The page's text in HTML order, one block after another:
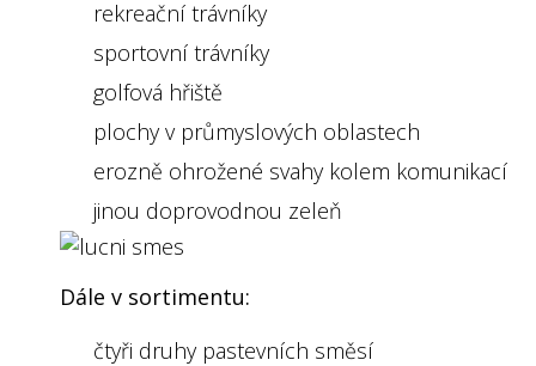
rekreační trávníky
sportovní trávníky
golfová hřiště
plochy v průmyslových oblastech
erozně ohrožené svahy kolem komunikací
jinou doprovodnou zeleň
Dále v sortimentu:
čtyři druhy pastevních směsí